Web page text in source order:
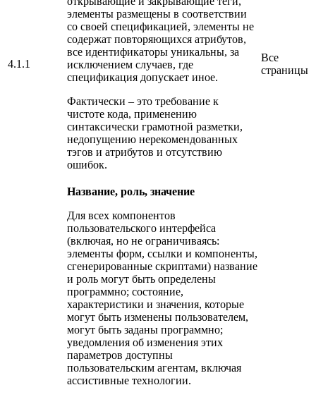
4.1.1
элементы размещены в соответствии
со своей спецификацией, элементы не
содержат повторяющихся атрибутов,
все идентификаторы уникальны, за
исключением случаев, где
спецификация допускает иное.
Фактически – это требование к
чистоте кода, применению
синтаксически грамотной разметки,
недопущению нерекомендованных
тэгов и атрибутов и отсутствию
ошибок.
Все
страницы
Название, роль, значение
Для всех компонентов
пользовательского интерфейса
(включая, но не ограничиваясь:
элементы форм, ссылки и компоненты,
сгенерированные скриптами) название
и роль могут быть определены
программно; состояние,
характеристики и значения, которые
могут быть изменены пользователем,
могут быть заданы программно;
уведомления об изменения этих
параметров доступны
пользовательским агентам, включая
ассистивные технологии.